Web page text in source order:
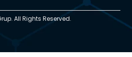
All Rights Reserved.